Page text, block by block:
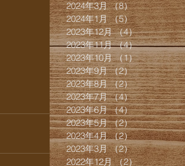
2024年3月 （8）8件の記事
2024年1月 （5）5件の記事
2023年12月 （4）4件の記事
2023年11月 （4）4件の記事
2023年10月 （1）1件の記事
2023年9月 （2）2件の記事
2023年8月 （2）2件の記事
2023年7月 （4）4件の記事
2023年6月 （4）4件の記事
2023年5月 （2）2件の記事
2023年4月 （2）2件の記事
2023年3月 （2）2件の記事
2022年12月 （2）2件の記事